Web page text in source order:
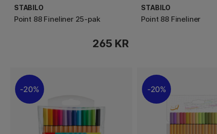
STABILO
Point 88 Fineliner 25-pak
265 KR
STABILO
Point 88 Fineliner
20% 20%